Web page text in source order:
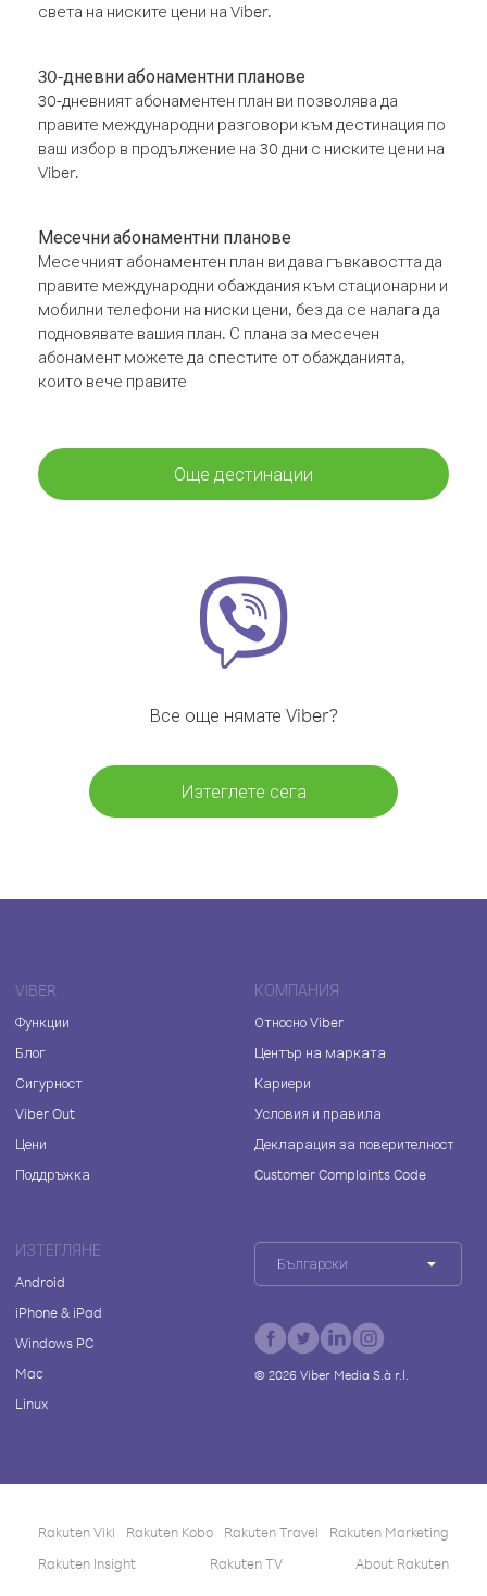
света на ниските цени на Viber.
30-дневни абонаментни планове
30-дневният абонаментен план ви позволява да
правите международни разговори към дестинация по
ваш избор в продължение на 30 дни с ниските цени на
Viber.
Месечни абонаментни планове
Месечният абонаментен план ви дава гъвкавостта да
правите международни обаждания към стационарни и
мобилни телефони на ниски цени, без да се налага да
подновявате вашия план. С плана за месечен
абонамент можете да спестите от обажданията,
които вече правите
Още дестинации
Все още нямате Viber?
Изтеглете сега
VIBER
Функции
Блог
Сигурност
Viber Out
Цени
Поддръжка
КОМПАНИЯ
Относно Viber
Център на марката
Кариери
Условия и правила
Декларация за поверителност
Customer Complaints Code
ИЗТЕГЛЯНЕ
Android
iPhone & iPad
Windows PC
Mac
Linux
Български
© 2026Viber Media S.à r.l.
Rakuten Viki Rakuten Kobo Rakuten Travel
Rakuten Marketing
Rakuten Insight
Rakuten TV About Rakuten